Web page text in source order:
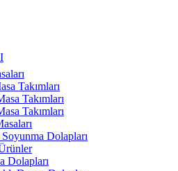
Takımları
Takımları
Takımları
Dolapları
Dolapları